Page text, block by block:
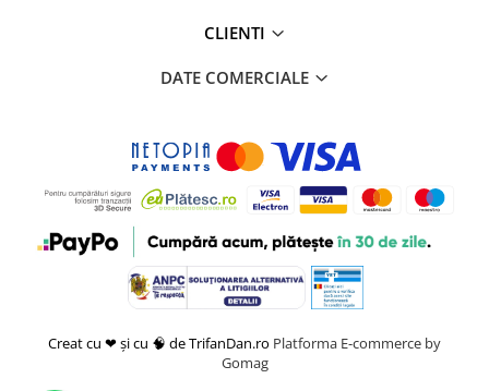
CLIENTI
DATE COMERCIALE
Creat cu ❤ și cu 🧠 de TrifanDan.ro Platforma E-commerce by
Gomag